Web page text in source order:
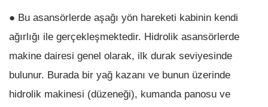
● Bu asansörlerde aşağı yön hareketi kabinin kendi
ağırlığı ile gerçekleşmektedir. Hidrolik asansörlerde
makine dairesi genel olarak, ilk durak seviyesinde
bulunur. Burada bir yağ kazanı ve bunun üzerinde
hidrolik makinesi (düzeneği), kumanda panosu ve